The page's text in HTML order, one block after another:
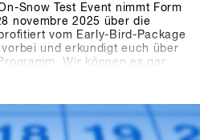
Snow Test Event nimmt Form
novembre 2025 über die
vom Early-Bird-Package
und erkundigt euch über
Wir können es gar